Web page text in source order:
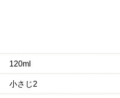
120ml
小さじ2